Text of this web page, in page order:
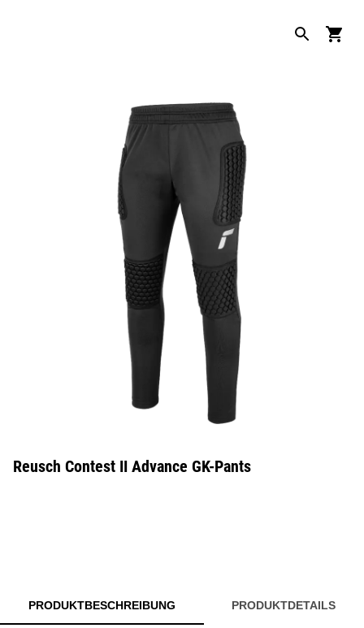
Reusch Contest II Advance GK-Pants
PRODUKTBESCHREIBUNG PRODUKTDETAILS